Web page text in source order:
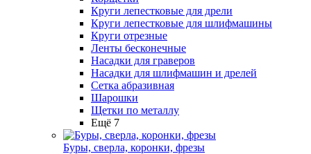
Круги лепестковые для дрели
Круги лепестковые для шлифмашины
Круги отрезные
Ленты бесконечные
Насадки для граверов
Насадки для шлифмашин и дрелей
Сетка абразивная
Шарошки
Щетки по металлу
Ещё 7
Буры, сверла, коронки, фрезы